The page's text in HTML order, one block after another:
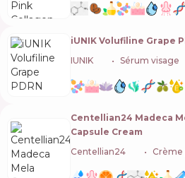
iUNIK Volufiline Grape
IUNIK
Sérum visage
Centellian24 Madeca
Capsule Cream
Centellian24
Crème